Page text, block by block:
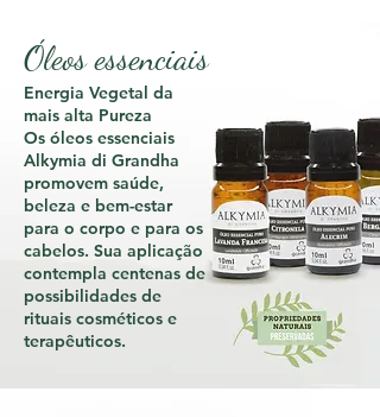
Óleos essenciais
Energia Vegetal da
mais alta Pureza
Os óleos essenciais
Alkymia di Grandha
promovem saúde,
beleza e bem-estar
para o corpo e para os
cabelos. Sua aplicação
contempla centenas de
possibilidades de
rituais cosméticos e
terapêuticos.